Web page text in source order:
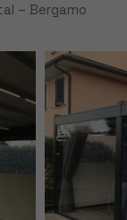
Tende Oscuranti
– Bergamo